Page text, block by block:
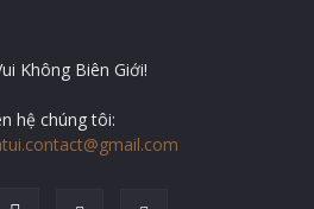
Không Biên Giới!
hệ chúng tôi: